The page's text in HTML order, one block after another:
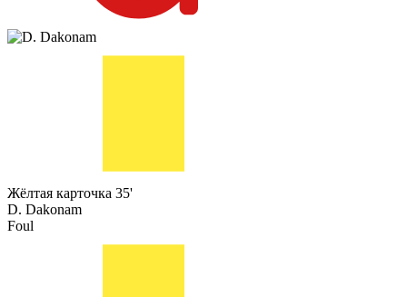
Жёлтая карточка 35'
D. Dakonam
Foul